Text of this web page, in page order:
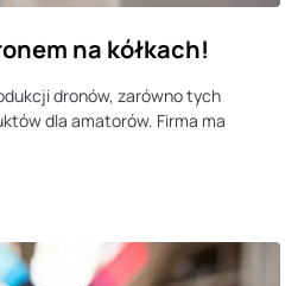
na kółkach!
dronów, zarówno tych
dla amatorów. Firma ma